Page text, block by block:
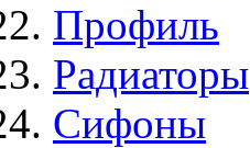
Профиль
Радиаторы
Сифоны